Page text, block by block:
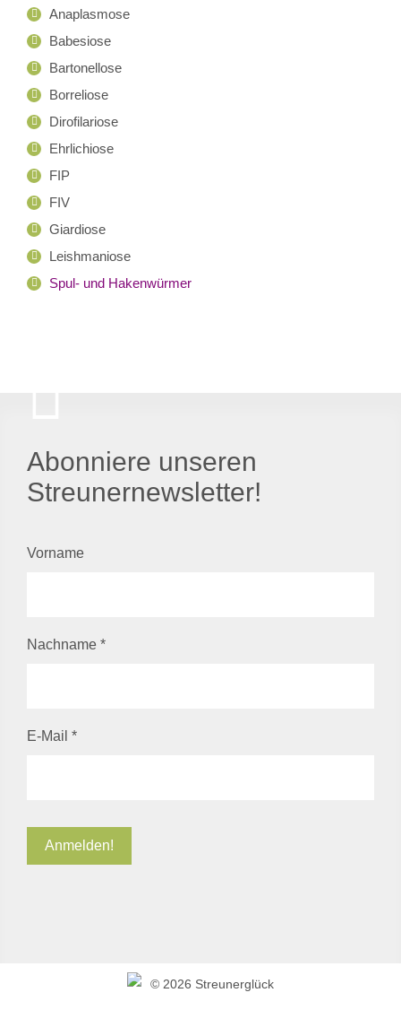
Anaplasmose
Babesiose
Bartonellose
Borreliose
Dirofilariose
Ehrlichiose
FIP
FIV
Giardiose
Leishmaniose
Spul- und Hakenwürmer
Abonniere unseren
Streunernewsletter!
Vorname
Nachname *
E-Mail *
© 2026 Streunerglück